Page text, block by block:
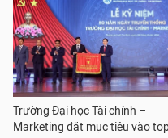
Trường Đại học Tài chính –
Marketing đặt mục tiêu vào